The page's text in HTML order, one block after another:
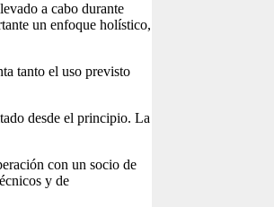
a cabo durante
un enfoque holístico,
tanto el uso previsto
desde el principio. La
con un socio de
y de